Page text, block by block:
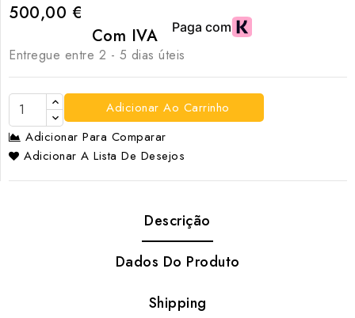
500,00 €
Com IVA
Entregue entre 2 - 5 dias úteis
Adicionar Ao Carrinho
Adicionar Para Comparar
Adicionar A Lista De Desejos
Descrição
Dados Do Produto
Shipping